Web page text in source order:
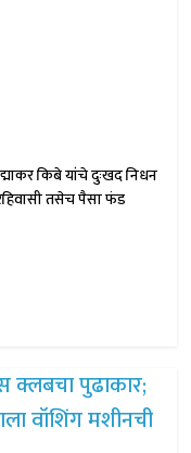
किबे यांचे दुःखद निधन
तसेच पैसा फंड